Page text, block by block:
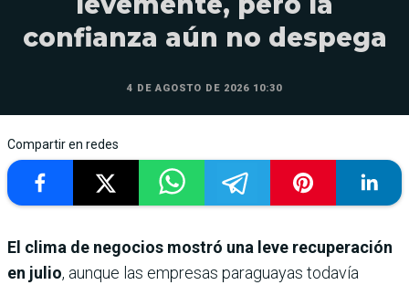
confianza aún no despega
4 DE AGOSTO DE 2026 10:30
Compartir en redes
El clima de negocios mostró una leve recuperación
en julio, aunque las empresas paraguayas todavía